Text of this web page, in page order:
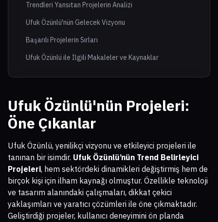
Trendleri Yansıtan Projelerin Analizi
Ufuk Özünlü'nün Gelecek Vizyonu
Başarılı Projelerin Sırları
Ufuk Özünlü ile İlgili Makaleler ve Kaynaklar
Ufuk Özünlü'nün Projeleri:
Öne Çıkanlar
Ufuk Özünlü, yenilikçi vizyonu ve etkileyici projeleri ile
tanınan bir isimdir. Ufuk Özünlü’nün Trend Belirleyici
Projeleri, hem sektördeki dinamikleri değiştirmiş hem de
birçok kişi için ilham kaynağı olmuştur. Özellikle teknoloji
ve tasarım alanındaki çalışmaları, dikkat çekici
yaklaşımları ve yaratıcı çözümleri ile öne çıkmaktadır.
Geliştirdiği projeler, kullanıcı deneyimini ön planda